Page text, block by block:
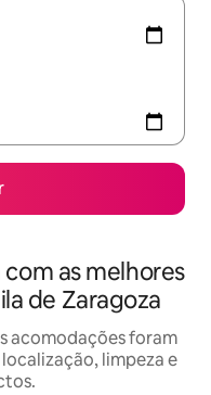
as melhores
de Zaragoza
acomodações foram
limpeza e